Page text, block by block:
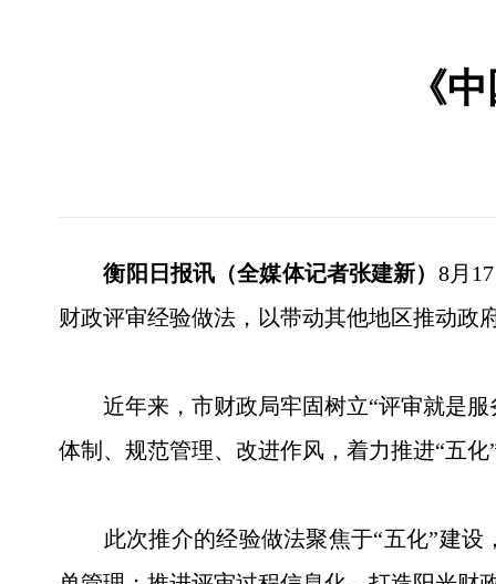
《
衡阳日报讯（全媒体记者张建新） 8月
财政评审经验做法，以带动其他地区推动政
近年来，市财政局牢固树立“评审就是服
体制、规范管理、改进作风，着力推进“五
此次推介的经验做法聚焦于“五化”建设